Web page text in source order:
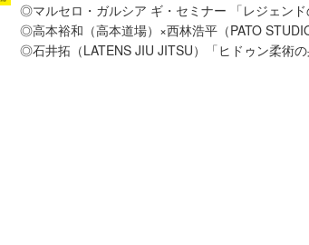
◎マルセロ・ガルシア ギ・セミナー 「レジェンド
◎高本裕和（高本道場）×西林浩平（PATO
◎石井拓（LATENS JIU JITSU）「ヒドゥン柔術